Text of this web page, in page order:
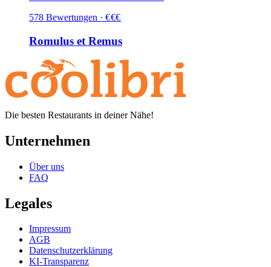
578 Bewertungen · €€€
Romulus et Remus
Die besten Restaurants in deiner Nähe!
Unternehmen
Über uns
FAQ
Legales
Impressum
AGB
Datenschutzerklärung
KI-Transparenz